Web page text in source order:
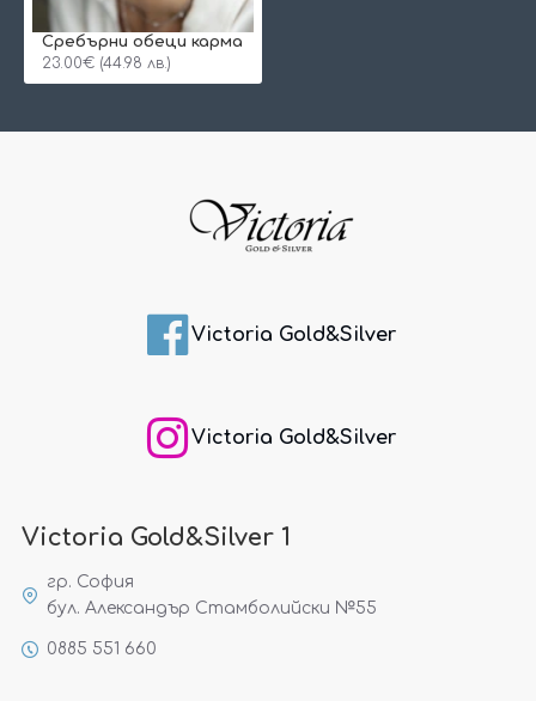
Сребърни обеци карма
23.00€ (44.98 лв.)
Victoria Gold&Silver
Victoria Gold&Silver
Victoria Gold&Silver 1
гр. София
бул. Александър Стамболийски №55
0885 551 660